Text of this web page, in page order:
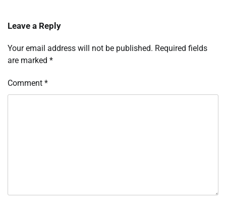
Leave a Reply
Your email address will not be published. Required fields
are marked *
Comment *